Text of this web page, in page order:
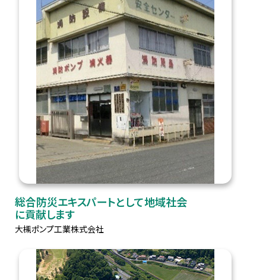
総合防災エキスパートとして地域社会
に貢献します
大槻ポンプ工業株式会社